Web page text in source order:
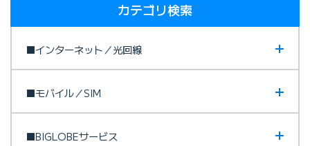
フレッツ光のお問い合わせ先
カテゴリ検索
■インターネット／光回線
■モバイル／SIM
■BIGLOBEサービス